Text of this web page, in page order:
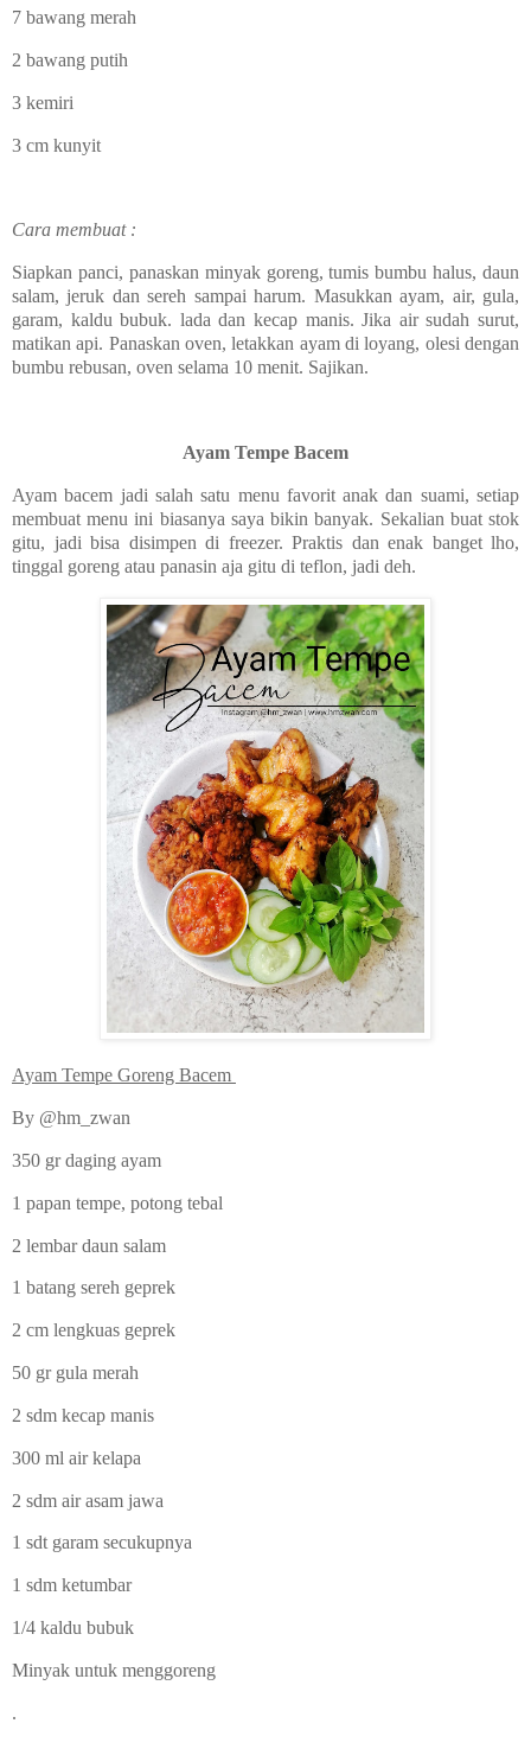
7 bawang merah
2 bawang putih
3 kemiri
3 cm kunyit
Cara membuat :
Siapkan panci, panaskan minyak goreng, tumis bumbu halus, daun
salam, jeruk dan sereh sampai harum. Masukkan ayam, air, gula,
garam, kaldu bubuk. lada dan kecap manis. Jika air sudah surut,
matikan api. Panaskan oven, letakkan ayam di loyang, olesi dengan
bumbu rebusan, oven selama 10 menit. Sajikan.
Ayam Tempe Bacem
Ayam bacem jadi salah satu menu favorit anak dan suami, setiap
membuat menu ini biasanya saya bikin banyak. Sekalian buat stok
gitu, jadi bisa disimpen di freezer. Praktis dan enak banget lho,
tinggal goreng atau panasin aja gitu di teflon, jadi deh.
Ayam Tempe Goreng Bacem
By @hm_zwan
350 gr daging ayam
1 papan tempe, potong tebal
2 lembar daun salam
1 batang sereh geprek
2 cm lengkuas geprek
50 gr gula merah
2 sdm kecap manis
300 ml air kelapa
2 sdm air asam jawa
1 sdt garam secukupnya
1 sdm ketumbar
1/4 kaldu bubuk
Minyak untuk menggoreng
.